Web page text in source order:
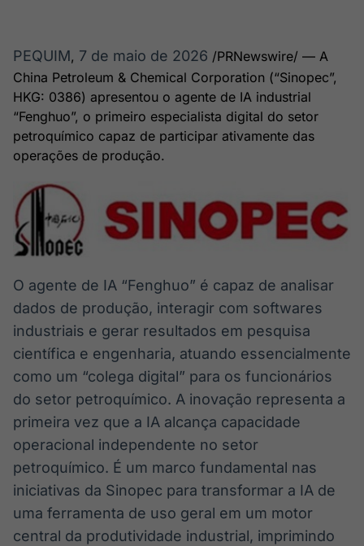
Wallboard
Conteúdos e
dados para
displays e telas
Curadoria
Curadoria de
conteúdos
noticiosos
Soluções de
Tecnologia
Monitoramento
inteligente de
notícias e
A melhor
plataforma para
analisar fundos
IA
Em breve
BroadFast
Em breve
Gestão de
Investimentos
Em breve
Tokenização
de ativos
Crédito
PEQUIM, 7 de maio de 2026 /PRNewswire/ — A
China Petroleum & Chemical Corporation (“Sinopec”,
HKG: 0386) apresentou o agente de IA industrial
“Fenghuo”, o primeiro especialista digital do setor
petroquímico capaz de participar ativamente das
operações de produção.
O agente de IA “Fenghuo” é capaz de analisar
dados de produção, interagir com softwares
industriais e gerar resultados em pesquisa
científica e engenharia, atuando essencialmente
como um “colega digital” para os funcionários
do setor petroquímico. A inovação representa a
primeira vez que a IA alcança capacidade
operacional independente no setor
petroquímico. É um marco fundamental nas
iniciativas da Sinopec para transformar a IA de
uma ferramenta de uso geral em um motor
central da produtividade industrial, imprimindo